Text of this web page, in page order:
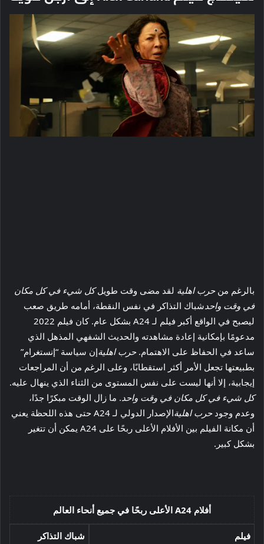
بالرغم منحرب اهلية لقد مضى وقت طويلكل شيء في كل مكان
في وقت واحدشباك التذاكر في نفس النقطة، أمامه طريق صعب
ليصبح في الواقع أكبر فيلم لـ A24 بشكل عام. كان فيلم 2022
مدعومًا بإمكانية إعادة مشاهدته والحديث الشفهي المذهل الذي
ساعد في الحفاظ على الاهتمام.حرب اهليةإن سياسة “إنستغرام”
بطبيعتها تجعل الأمر أكثر استقطابًا، وعلى الرغم من أن المراجعات
إيجابية، إلا أنها ليست على نفس المستوى من الثناء الذي ينهال عليه.
كل شيء في كل مكان في وقت واحد. ما زال الوقت مبكرًا جدًا،
وعدم وجودحرب اهلية
الإصدار الدولي لـ A24 حتى هذه اللحظة يعني
أن مكانة الفيلم بين الأفلام الأعلى ربحًا على A24 يمكن أن تتغير
بشكل كبير.
أفلام A24 الأعلى ربحًا في جميع أنحاء العالم
فيلم
شباك التذاكر